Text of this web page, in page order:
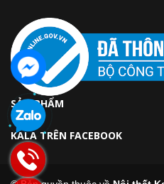
SẢN PHẨM
KALA TRÊN FACEBOOK